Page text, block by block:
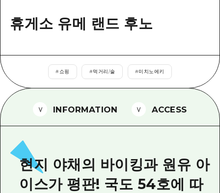
기준
치유
자연
빠른 여행
반나절
1박 2일
2박 3일
시마네(島根)현
히로시마 OMOTENASHI 패스
외국인 여행자용 거리 관광안내소
사진 다운로드
재해가 발생했을 때의 교통 정보
휴게소 유메 랜드 후노
# 쇼핑 #먹거리/술 #미치노에키
INFORMATION ACCESS
현지 야채의 바이킹과 원유 아
이스가 평판! 국도 54호에 따